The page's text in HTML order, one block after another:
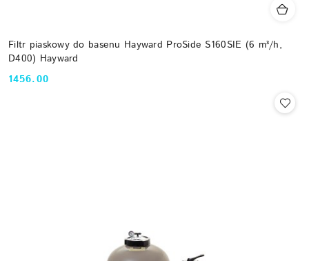
Filtr piaskowy do basenu Hayward ProSide S160SIE (6 m³/h,
D400) Hayward
Cena:
1456.00